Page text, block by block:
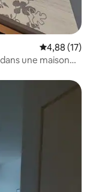
Évaluation
4,88 (17)
une maison